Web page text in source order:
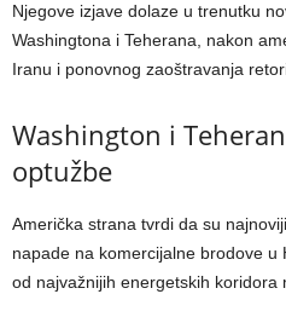
Njegove izjave dolaze u trenutku
Washingtona i Teherana, nakon
Iranu i ponovnog zaoštravanja
Washington i
optužbe
Američka strana tvrdi da su
napade na komercijalne brodove u
od najvažnijih energetskih koridora